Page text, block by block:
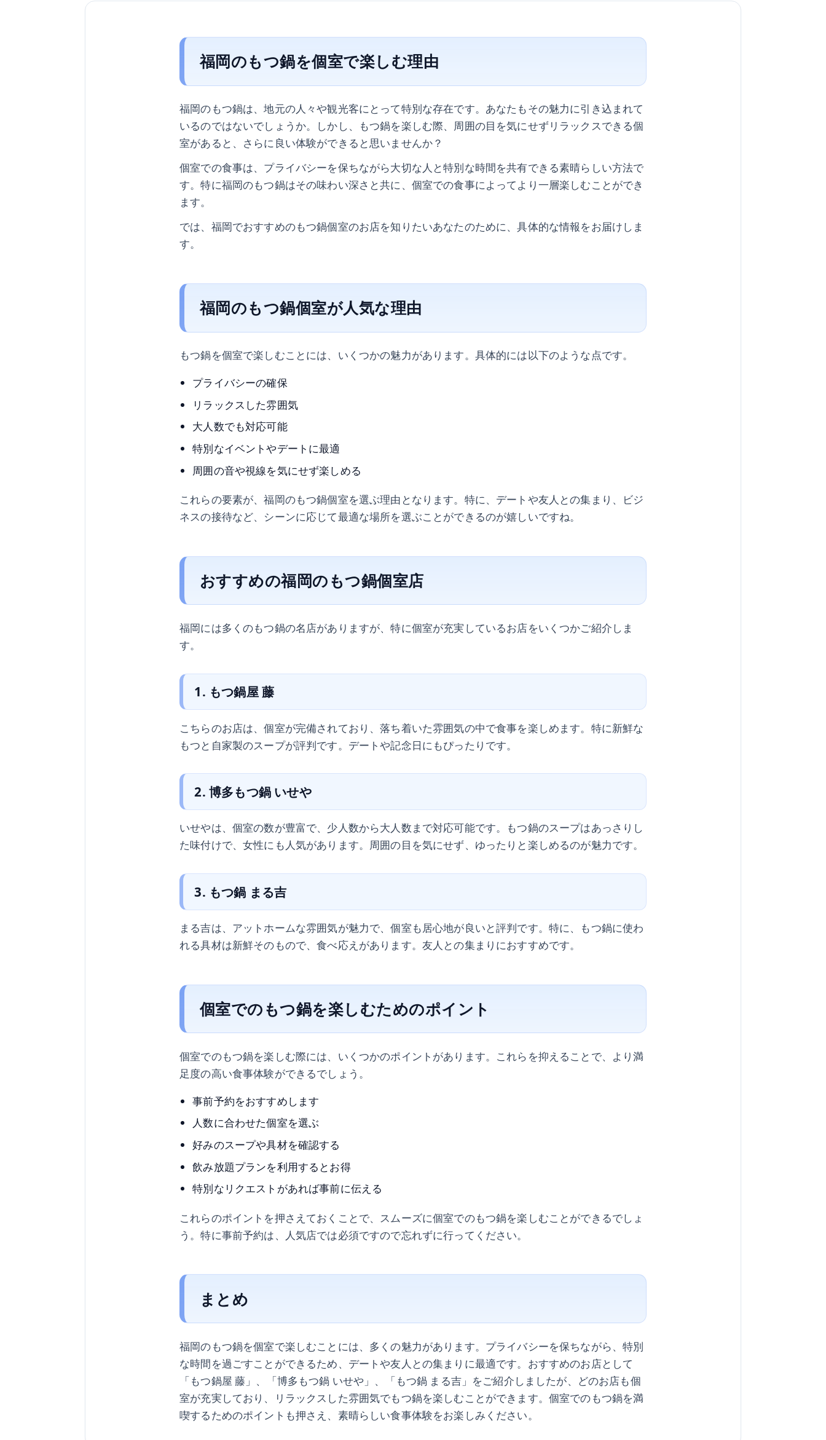
福岡のもつ鍋を個室で楽しむ理由
福岡のもつ鍋は、地元の人々や観光客にとって特別な存在です。あなたもその魅力に引き込まれて
いるのではないでしょうか。しかし、もつ鍋を楽しむ際、周囲の目を気にせずリラックスできる個
室があると、さらに良い体験ができると思いませんか？
個室での食事は、プライバシーを保ちながら大切な人と特別な時間を共有できる素晴らしい方法で
す。特に福岡のもつ鍋はその味わい深さと共に、個室での食事によってより一層楽しむことができ
ます。
では、福岡でおすすめのもつ鍋個室のお店を知りたいあなたのために、具体的な情報をお届けしま
す。
福岡のもつ鍋個室が人気な理由
もつ鍋を個室で楽しむことには、いくつかの魅力があります。具体的には以下のような点です。
プライバシーの確保
リラックスした雰囲気
大人数でも対応可能
特別なイベントやデートに最適
周囲の音や視線を気にせず楽しめる
これらの要素が、福岡のもつ鍋個室を選ぶ理由となります。特に、デートや友人との集まり、ビジ
ネスの接待など、シーンに応じて最適な場所を選ぶことができるのが嬉しいですね。
おすすめの福岡のもつ鍋個室店
福岡には多くのもつ鍋の名店がありますが、特に個室が充実しているお店をいくつかご紹介しま
す。
1. もつ鍋屋 藤
こちらのお店は、個室が完備されており、落ち着いた雰囲気の中で食事を楽しめます。特に新鮮な
もつと自家製のスープが評判です。デートや記念日にもぴったりです。
2. 博多もつ鍋 いせや
いせやは、個室の数が豊富で、少人数から大人数まで対応可能です。もつ鍋のスープはあっさりし
た味付けで、女性にも人気があります。周囲の目を気にせず、ゆったりと楽しめるのが魅力です。
3. もつ鍋 まる吉
まる吉は、アットホームな雰囲気が魅力で、個室も居心地が良いと評判です。特に、もつ鍋に使わ
れる具材は新鮮そのもので、食べ応えがあります。友人との集まりにおすすめです。
個室でのもつ鍋を楽しむためのポイント
個室でのもつ鍋を楽しむ際には、いくつかのポイントがあります。これらを抑えることで、より満
足度の高い食事体験ができるでしょう。
事前予約をおすすめします
人数に合わせた個室を選ぶ
好みのスープや具材を確認する
飲み放題プランを利用するとお得
特別なリクエストがあれば事前に伝える
これらのポイントを押さえておくことで、スムーズに個室でのもつ鍋を楽しむことができるでしょ
う。特に事前予約は、人気店では必須ですので忘れずに行ってください。
まとめ
福岡のもつ鍋を個室で楽しむことには、多くの魅力があります。プライバシーを保ちながら、特別
な時間を過ごすことができるため、デートや友人との集まりに最適です。おすすめのお店として
「もつ鍋屋 藤」、「博多もつ鍋 いせや」、「もつ鍋 まる吉」をご紹介しましたが、どのお店も個
室が充実しており、リラックスした雰囲気でもつ鍋を楽しむことができます。個室でのもつ鍋を満
喫するためのポイントも押さえ、素晴らしい食事体験をお楽しみください。